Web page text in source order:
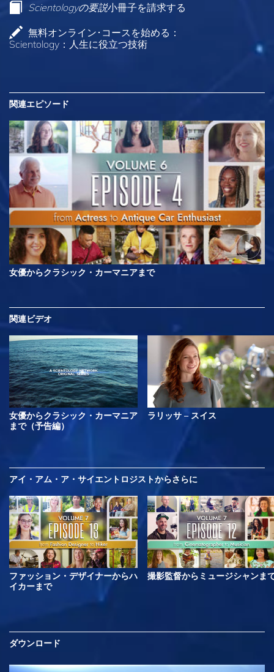
Scientologyの要説小冊子を請求する
無料オンライン･コースを始める：
Scientology：人生に役立つ技術
関連エピソード
女優からクラシック・カーマニアまで
関連ビデオ
女優からクラシック・カーマニア
まで（予告編）
ラリッサ – スイス
アイ・アム・ア・サイエントロジストからさらに
ファッション・デザイナーからハ
イカーまで
撮影監督からミュージシャンま
ダウンロード